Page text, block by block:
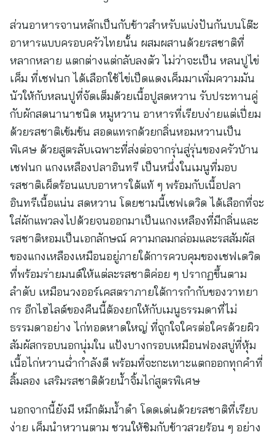
ส่วนอาหารจานหลักเป็นกับข้าวสำหรับแบ่งปันกันบนโต๊ะ
อาหารแบบครอบครัวไทยนั้น ผสมผสานด้วยรสชาติที่
หลากหลาย แตกต่างแต่กลับลงตัว ไม่ว่าจะเป็น หลนปูไข่
เค็ม ที่เชฟนก ได้เลือกใช้ไข่เป็ดแดงเค็มมาเพิ่มความมัน
นัวให้กับหลนปูที่จัดเต็มด้วยเนื้อปูสดหวาน รับประทานคู่
กับผักสดนานาชนิด หมูหวาน อาหารที่เรียบง่ายแต่เปี่ยม
ด้วยรสชาติเข้มข้น สอดแทรกด้วยกลิ่นหอมหวานเป็น
พิเศษ ด้วยสูตรลับเฉพาะที่ส่งต่อจากรุ่นสู่รุ่นของครัวบ้าน
เชฟนก แกงเหลืองปลาอินทรี เป็นหนึ่งในเมนูที่มอบ
รสชาติเผ็ดร้อนแบบอาหารใต้แท้ ๆ พร้อมกับเนื้อปลา
อินทรีเนื้อแน่น สดหวาน โดยชามนี้เชฟเดวิด ได้เลือกที่จะ
ใส่ผักแพวลงไปด้วยจนออกมาเป็นแกงเหลืองที่มีกลิ่นและ
รสชาติหอมเป็นเอกลักษณ์ ความกลมกล่อมและรสสัมผัส
ของแกงเหลืองเหมือนอยู่ภายใต้การควบคุมของเชฟเดวิด
ที่พร้อมร่ายมนต์ให้แต่ละรสชาติค่อย ๆ ปรากฏขึ้นตาม
ลำดับ เหมือนวงออร์เคสตราภายใต้การกำกับของวาทยา
กร อีกไฮไลต์ของคืนนี้ต้องยกให้กับเมนูธรรมดาที่ไม่
ธรรมดาอย่าง ไก่ทอดหาดใหญ่ ที่ถูกใจใครต่อใครด้วยผิว
สัมผัสกรอบนอกนุ่มใน แป้งบางกรอบเหมือนฟองสบู่ที่หุ้ม
เนื้อไก่หวานฉ่ำกำลังดี พร้อมที่จะกะเทาะแตกออกทุกคำที่
ลิ้มลอง เสริมรสชาติด้วยน้ำจิ้มไก่สูตรพิเศษ
นอกจากนี้ยังมี หมึกต้มน้ำดำ โดดเด่นด้วยรสชาติที่เรียบ
ง่าย เค็มนำหวานตาม ชวนให้ชิมกับข้าวสวยร้อน ๆ อย่าง